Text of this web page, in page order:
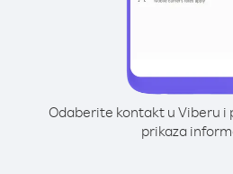
Odaberite kontakt u Viberu i
prikaza